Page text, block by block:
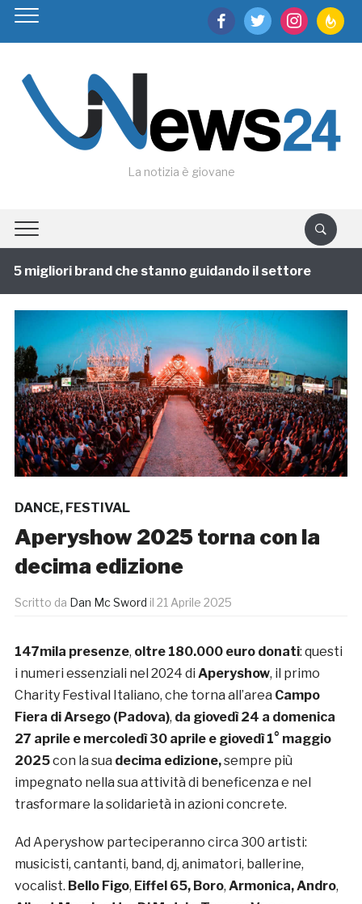
facebooktwitter instagram
La notizia è giovane
brand che stanno guidando il settore
DANCE, FESTIVAL
Aperyshow 2025 torna con la
decima edizione
Scritto da Dan Mc Sword il 21 Aprile 2025
147mila presenze, oltre 180.000 euro donati: questi
i numeri essenziali nel 2024 di Aperyshow, il primo
Charity Festival Italiano, che torna all’area Campo
Fiera di Arsego (Padova), da giovedì 24 a domenica
27 aprile e mercoledì 30 aprile e giovedì 1° maggio
2025con la sua decima edizione,sempre più
impegnato nella sua attività di beneficenza e nel
trasformare la solidarietà in azioni concrete.
Ad Aperyshow parteciperanno circa 300 artisti:
musicisti, cantanti, band, dj, animatori, ballerine,
vocalist. Bello Figo, Eiffel 65, Boro, Armonica, Andro,